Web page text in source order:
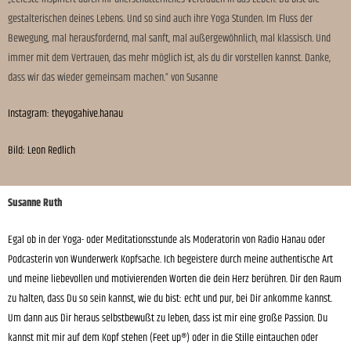
gestalterischen deines Lebens. Und so sind auch ihre Yoga Stunden. Im Fluss der
Bewegung, mal herausfordernd, mal sanft, mal außergewöhnlich, mal klassisch. Und
immer mit dem Vertrauen, das mehr möglich ist, als du dir vorstellen kannst. Danke,
dass wir das wieder gemeinsam machen.“ von Susanne
Instagram: theyogahive.hanau
Bild: Leon Redlich
Susanne Ruth
Egal ob in der Yoga- oder Meditationsstunde als Moderatorin von Radio Hanau oder
Podcasterin von Wunderwerk Kopfsache. Ich begeistere durch meine authentische Art
und meine liebevollen und motivierenden Worten die dein Herz berühren. Dir den Raum
zu halten, dass Du so sein kannst, wie du bist: echt und pur, bei Dir ankomme kannst.
Um dann aus Dir heraus selbstbewußt zu leben, dass ist mir eine große Passion. Du
kannst mit mir auf dem Kopf stehen (Feet up®) oder in die Stille eintauchen oder